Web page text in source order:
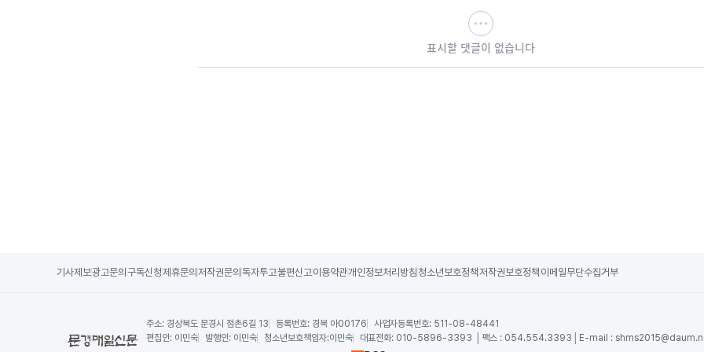
표시할 댓글이 없습니다
기사제보광고문의 구독신청제휴문의 저작권문의 독자투고불편신고이용약관개인정보처리방침 청소년보호정책저작권보호정책 이메일무단수집거부
주소: 경상북도 문경시 점촌6길 13 등록번호: 경북 아00176 사업자등록번호: 511-08-48441
편집인: 이민숙 발행인: 이민숙 청소년보호책임자:이민숙 대표전화: 010-5896-3393 │팩스 : 054.554.3393│E-mail :